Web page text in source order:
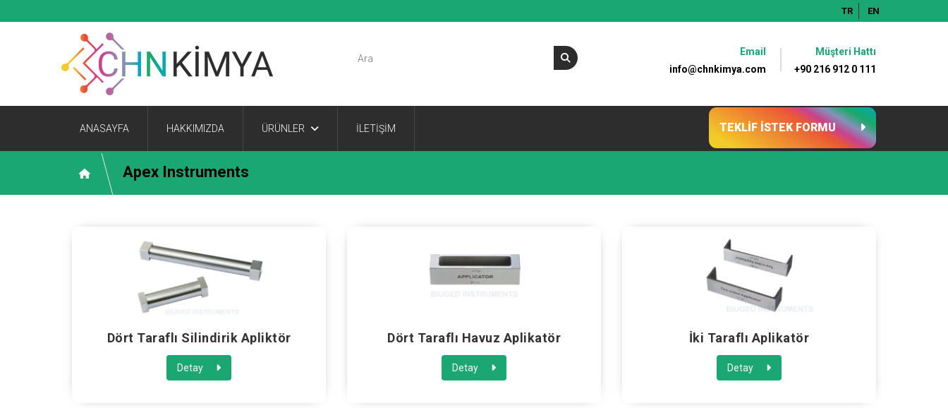
TR EN
Müşteri Hattı
+90 216 912 0 111
Email
info@chnkimya.com
ANASAYFA HAKKIMIZDA ÜRÜNLER İLETİŞİM TEKLİF İSTEK FORMU
Apex Instruments
Dört Taraflı Silindirik Apliktör
Detay
Dört Taraflı Havuz Aplikatör
Detay
İki Taraflı Aplikatör
Detay